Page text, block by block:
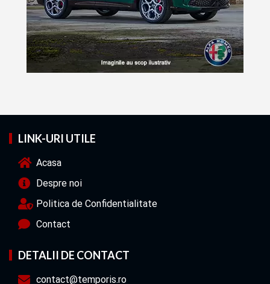
LINK-URI UTILE
Acasa
Despre noi
Politica de Confidentialitate
Contact
DETALII DE CONTACT
contact@temporis.ro